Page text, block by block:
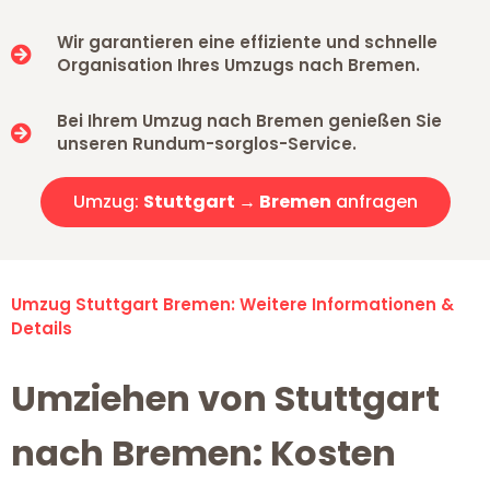
Wir garantieren eine effiziente und schnelle
Organisation Ihres Umzugs nach Bremen.
Bei Ihrem Umzug nach Bremen genießen Sie
unseren Rundum-sorglos-Service.
Umzug: Stuttgart → Bremen anfragen
Umzug Stuttgart Bremen: Weitere Informationen &
Details
Umziehen von Stuttgart
nach Bremen: Kosten